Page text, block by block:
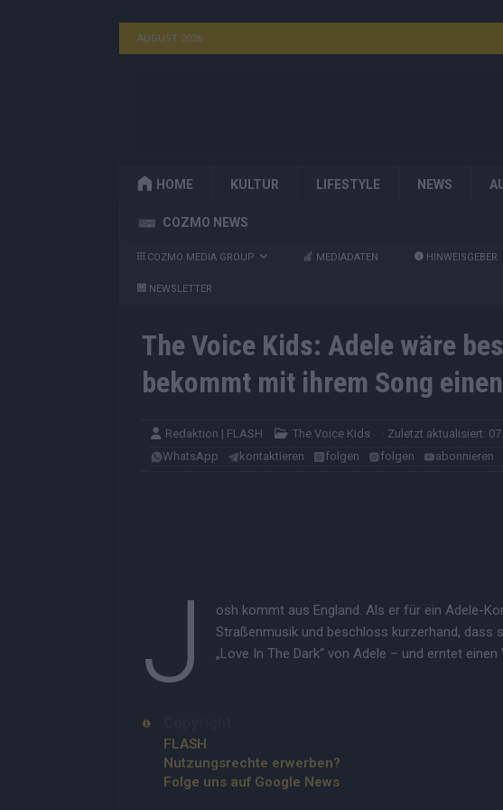
AUGUST 2026
HOME KULTUR LIFESTYLE NEWS
COZMO NEWS
COZMO MEDIA GROUP MEDIADATEN HINWEISGEBER
NEWSLETTER
The Voice Kids: Adele wäre
bekommt mit ihrem Song
Redaktion | FLASH The Voice Kids · Zuletzt aktualisiert:
WhatsApp
kontaktieren folgen folgen abonnieren
J
osh kommt aus England. Als er für ein Adele-
Straßenmusik und beschloss kurzerhand, dass
„Love In The Dark“ von Adele – und erntet
FLASH
Nutzungsrechte erwerben?
Folge uns auf Google News